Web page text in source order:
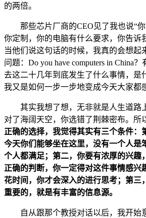
的两倍。
那些芯片厂商的CEO见了我也说“你
你定制，你的电脑有什么要求，你告诉
当他们说这句话的时候，我真的会想起
问题：Do you have computers in China
去这二十几年到底发生了什么事情，是
我又是如何一步一步地变成今天大家都
其实我想了想，无非就是人生道路
对了海阔天空，你选错了荆棘密布。所
正确的选择，我觉得其实有三个条件：
今天你们能够坐在这里，没有一个人是
个人都满足；第二，你要有浓厚的兴趣
正确的判断，你一定得对这件事情感兴
花时间，你才会深入的进行思考；第三
重要的，就是有丰富的信息源。
自从跟那个教授对话以后，我开始